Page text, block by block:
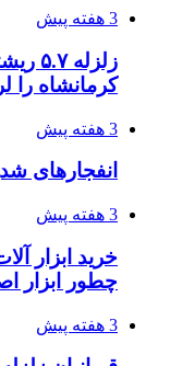
3 هفته پیش
آخرین
توسط دشمن
3 هفته پیش
روایت کربلا
3 هفته پیش
هواپیماهای
دردسرساز
3 هفته پیش